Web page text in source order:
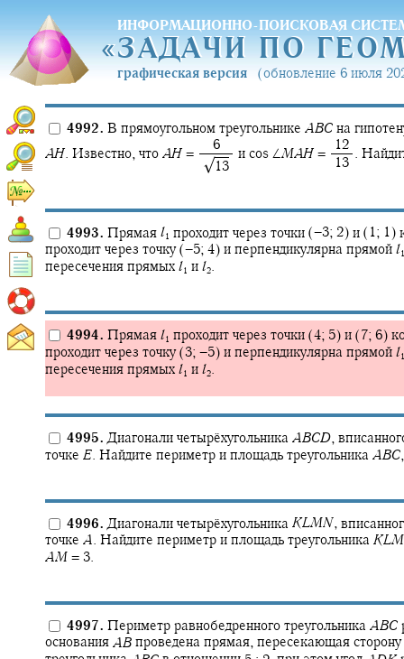
ИНФОРМАЦИОННО-ПОИСКОВАЯ
«ЗАДАЧИ ПО
«ЗАДАЧИ ПО
графическая версия (обновление 6 июля
4992. В прямоугольном треугольнике ABC на
AH. Известно, что AH = ‍
‍ 6
√13
и cos ∠MAH = ‍
‍ 12
‍ 13
.
4993. Прямая l1 проходит через точки (−3; 2) и (1; 1)
проходит через точку(−5; 4) и перпендикулярна прямой l1
пересечения прямых l1 и l2.
4994. Прямая l1 проходит через точки (4; 5) и (7; 6)
проходит через точку(3; −5) и перпендикулярна прямой l1
пересечения прямых l1 и l2.
4995. Диагонали четырёхугольника ABCD,
точке E. Найдите периметр и площадь треугольника ABC,
4996. Диагонали четырёхугольника KLMN,
точке A. Найдите периметр и площадь треугольника KLM
AM = 3.
4997. Периметр равнобедренного треугольника ABC
основания AB проведена прямая, пересекающая сторону